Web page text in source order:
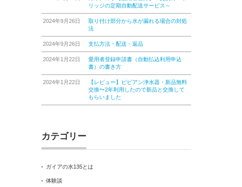
リッジの定期自動配送サービス～
2024年9月26日
取り付け部分から水が漏れる場合の対処
法
2024年9月26日 支払方法・配送・返品
2024年1月22日
愛用者登録申請書（自動払込利用申込
書）の書き方
2024年1月22日
【レビュー】ビビアン浄水器・新品無料
交換〜2年利用したので新品と交換して
もらいました
カテゴリー
ガイアの水135とは
体験談